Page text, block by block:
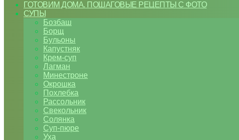
ГОТОВИМ ДОМА. ПОШАГОВЫЕ РЕЦЕПТЫ С ФОТО
СУПЫ
Бозбаш
Борщ
Бульоны
Капустняк
Крем-суп
Лагман
Минестроне
Окрошка
Похлебка
Рассольник
Свекольник
Солянка
Суп-пюре
Уха